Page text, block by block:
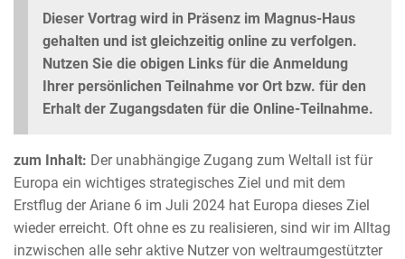
Dieser Vortrag wird in Präsenz im Magnus-Haus
gehalten und ist gleichzeitig online zu verfolgen.
Nutzen Sie die obigen Links für die Anmeldung
Ihrer persönlichen Teilnahme vor Ort bzw. für den
Erhalt der Zugangsdaten für die Online-Teilnahme.
zum Inhalt: Der unabhängige Zugang zum Weltall ist für
Europa ein wichtiges strategisches Ziel und mit dem
Erstflug der Ariane 6 im Juli 2024 hat Europa dieses Ziel
wieder erreicht. Oft ohne es zu realisieren, sind wir im Alltag
inzwischen alle sehr aktive Nutzer von weltraumgestützter